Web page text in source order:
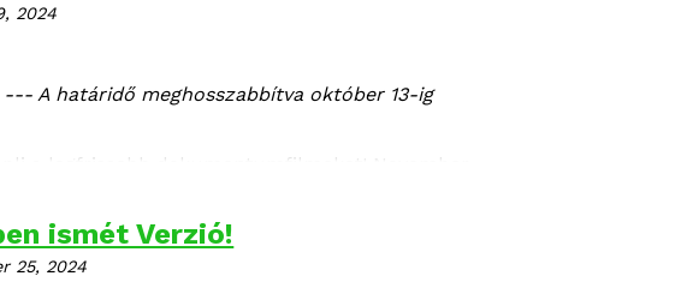
2024
A határidő meghosszabbítva október 13-ig
a legfrissebb dokumentumfilmeket! November
ismét Verzió!
25, 2024